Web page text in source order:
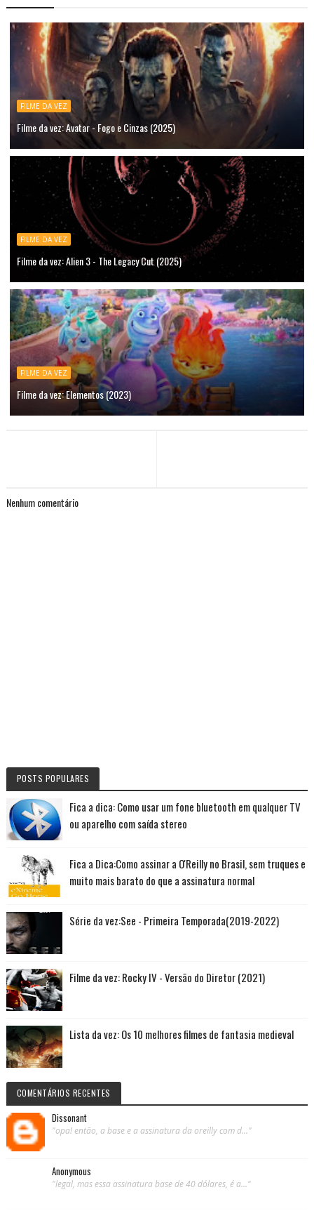
FILME DA VEZ
Filme da vez: Avatar - Fogo e Cinzas (2025)
FILME DA VEZ
Filme da vez: Alien 3 - The Legacy Cut (2025)
FILME DA VEZ
Filme da vez: Elementos (2023)
Nenhum comentário
POSTS POPULARES
Fica a dica: Como usar um fone bluetooth em qualquer TV
ou aparelho com saída stereo
Fica a Dica:Como assinar a O'Reilly no Brasil, sem truques e
muito mais barato do que a assinatura normal
Série da vez:See - Primeira Temporada(2019-2022)
Filme da vez: Rocky IV - Versão do Diretor (2021)
Lista da vez: Os 10 melhores filmes de fantasia medieval
COMENTÁRIOS RECENTES
Dissonant
"opa! então, a base e a assinatura da oreilly com d..."
Anonymous
"legal, mas essa assinatura base de 40 dólares, é a..."